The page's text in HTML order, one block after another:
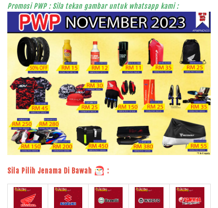
Promosi PWP : Sila tekan gambar untuk whatsapp kami :
Sila Pilih Jenama Di Bawah :